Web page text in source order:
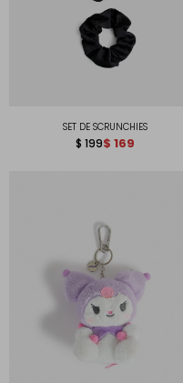
SET DE SCRUNCHIES
$ 199$ 169